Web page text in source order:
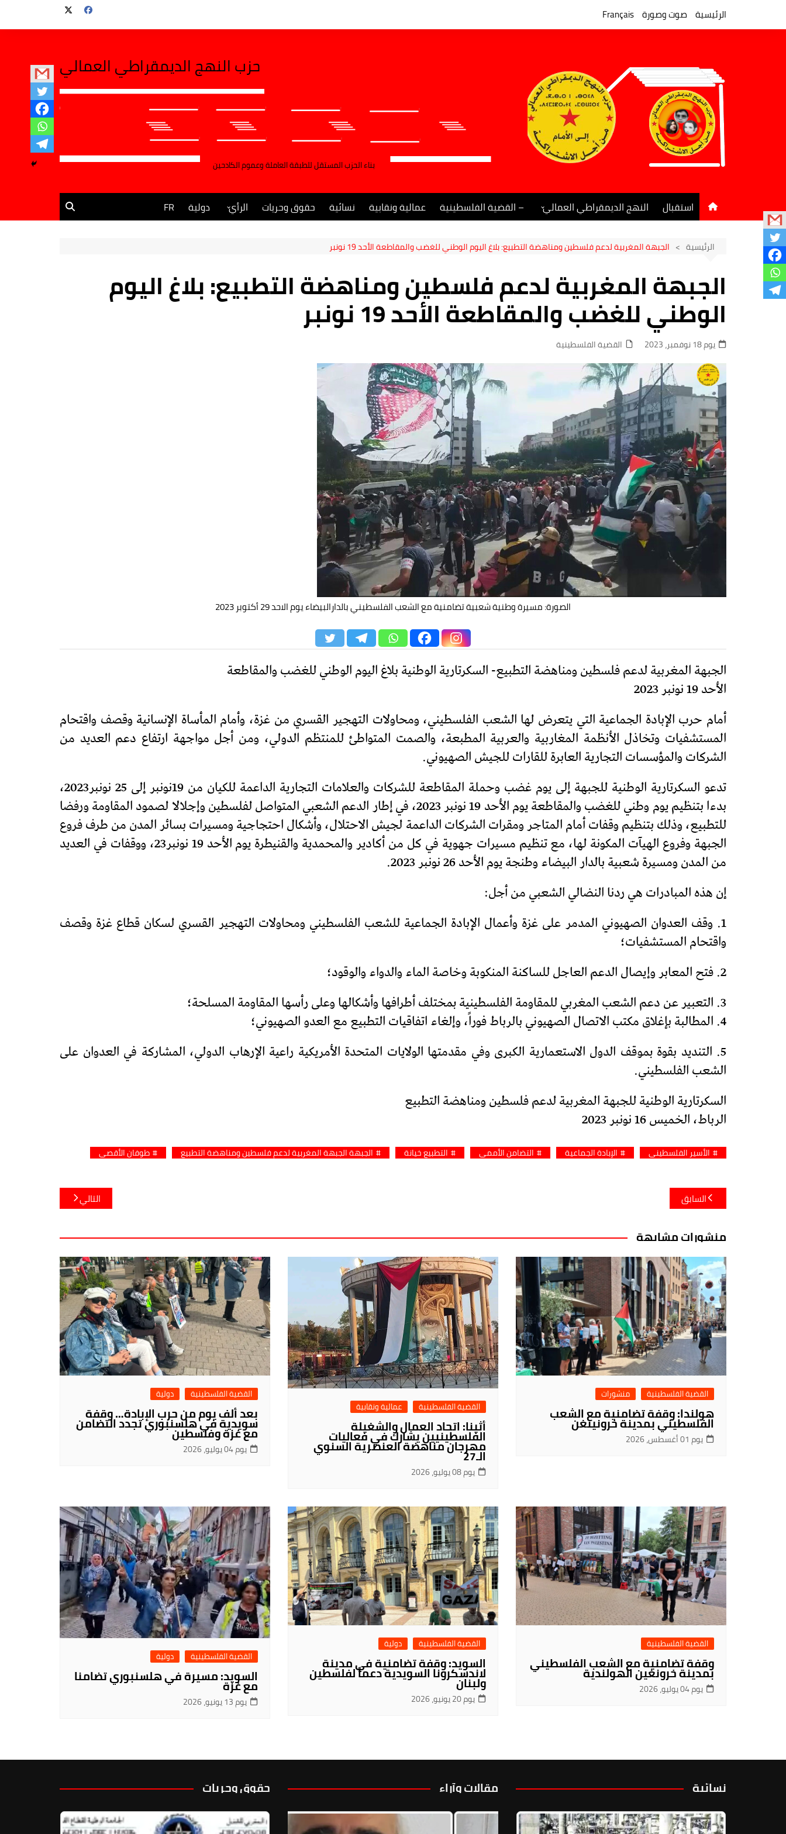
الرئيسية صوت وصورة Français
حزب النهج الديمقراطي العمالي
بناء الحزب المستقل للطبقة العاملة وعموم الكادحين
استقبال النهج الديمقراطي العمالي
جريدة النهج الديمقراطي
– القضية الفلسطينية عمالية ونقابية نسائية حقوق وحريات الرأي دولية FR
الرئيسية الجبهة المغربية لدعم فلسطين ومناهضة التطبيع: بلاغ اليوم الوطني للغضب والمقاطعة الأحد 19 نونبر
الجبهة المغربية لدعم فلسطين ومناهضة التطبيع: بلاغ اليوم
الوطني للغضب والمقاطعة الأحد 19 نونبر
يوم 18 نوفمبر، 2023 القضية الفلسطينية
الصورة: مسيرة وطنية شعبية تضامنية مع الشعب الفلسطيني بالدارالبيضاء يوم الاحد 29 أكتوبر 2023
الجبهة المغربية لدعم فلسطين ومناهضة التطبيع- السكرتارية الوطنية بلاغ اليوم الوطني للغضب والمقاطعة
الأحد 19 نونبر 2023
أمام حرب الإبادة الجماعية التي يتعرض لها الشعب الفلسطيني، ومحاولات التهجير القسري من غزة، وأمام المأساة الإنسانية وقصف واقتحام
المستشفيات وتخاذل الأنظمة المغاربية والعربية المطبعة، والصمت المتواطئ للمنتظم الدولي، ومن أجل مواجهة ارتفاع دعم العديد من
الشركات والمؤسسات التجارية العابرة للقارات للجيش الصهيوني.
تدعو السكرتارية الوطنية للجبهة إلى يوم غضب وحملة المقاطعة للشركات والعلامات التجارية الداعمة للكيان من 19نونبر إلى 25 نونبر2023،
بدءا بتنظيم يوم وطني للغضب والمقاطعة يوم الأحد 19 نونبر 2023، في إطار الدعم الشعبي المتواصل لفلسطين وإجلالا لصمود المقاومة ورفضا
للتطبيع، وذلك بتنظيم وقفات أمام المتاجر ومقرات الشركات الداعمة لجيش الاحتلال، وأشكال احتجاجية ومسيرات بسائر المدن من طرف فروع
الجبهة وفروع الهيآت المكونة لها، مع تنظيم مسيرات جهوية في كل من أكادير والمحمدية والقنيطرة يوم الأحد 19 نونبر23، ووقفات في العديد
من المدن ومسيرة شعبية بالدار البيضاء وطنجة يوم الأحد 26 نونبر 2023.
إن هذه المبادرات هي ردنا النضالي الشعبي من أجل:
1. وقف العدوان الصهيوني المدمر على غزة وأعمال الإبادة الجماعية للشعب الفلسطيني ومحاولات التهجير القسري لسكان قطاع غزة وقصف
واقتحام المستشفيات؛
2. فتح المعابر وإيصال الدعم العاجل للساكنة المنكوبة وخاصة الماء والدواء والوقود؛
3. التعبير عن دعم الشعب المغربي للمقاومة الفلسطينية بمختلف أطرافها وأشكالها وعلى رأسها المقاومة المسلحة؛
4. المطالبة بإغلاق مكتب الاتصال الصهيوني بالرباط فوراً، وإلغاء اتفاقيات التطبيع مع العدو الصهيوني؛
5. التنديد بقوة بموقف الدول الاستعمارية الكبرى وفي مقدمتها الولايات المتحدة الأمريكية راعية الإرهاب الدولي، المشاركة في العدوان على
الشعب الفلسطيني.
السكرتارية الوطنية للجبهة المغربية لدعم فلسطين ومناهضة التطبيع
الرباط، الخميس 16 نونبر 2023
الأسير الفلسطيني الإبادة الجماعية التضامن الأممي التطبيع خيانة الجبهة الجبهة المغربية لدعم فلسطين ومناهضة التطبيع طوفان الأقصى
تصفّح
المقالات
السابق التالي
منشورات مشابهة
القضية الفلسطينية منشورات
هولندا: وقفة تضامنية مع الشعب
الفلسطيني بمدينة خرونينغن
يوم 01 أغسطس، 2026
القضية الفلسطينية عمالية ونقابية
أثينا: اتحاد العمال والشغيلة
الفلسطينيين يشارك في فعاليات
مهرجان مناهضة العنصرية السنوي
الـ27
يوم 08 يوليو، 2026
القضية الفلسطينية دولية
بعد ألف يوم من حرب الإبادة… وقفة
سويدية في هلسنبوري تجدد التضامن
مع غزة وفلسطين
يوم 04 يوليو، 2026
القضية الفلسطينية
وقفة تضامنية مع الشعب الفلسطيني
بمدينة خرونغين الهولندية
يوم 04 يوليو، 2026
القضية الفلسطينية دولية
السويد: وقفة تضامنية في مدينة
لاندسكرونا السويدية دعماً لفلسطين
ولبنان
يوم 20 يونيو، 2026
القضية الفلسطينية دولية
السويد: مسيرة في هلسنبوري تضامنا
مع غزة
يوم 13 يونيو، 2026
نسائية مقالات وآراء حقوق وحريات